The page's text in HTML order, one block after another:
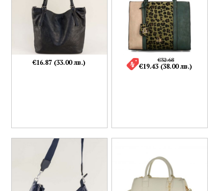
€16.87 (33.00 лв.) €32.68
€19.43 (38.00 лв.)